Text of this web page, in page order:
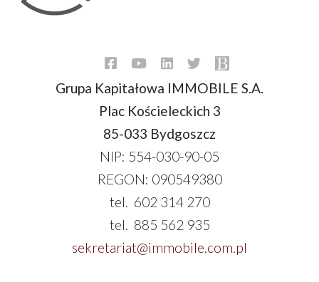
Grupa Kapitałowa IMMOBILE S.A.
Plac Kościeleckich 3
85-033 Bydgoszcz
NIP: 554-030-90-05
REGON: 090549380
tel. 602 314 270
tel. 885 562 935
sekretariat@immobile.com.pl